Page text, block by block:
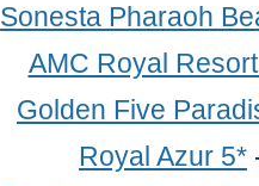
Sonesta Pharaoh
AMC Royal
Golden Five
Royal Azur 5*